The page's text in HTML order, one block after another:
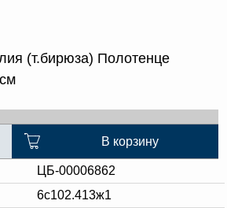
(т.бирюза) Полотенце
В корзину
ЦБ-00006862
6с102.413ж1